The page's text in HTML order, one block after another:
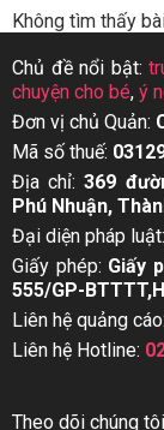
Không tìm thấy
Chủ đề nổi bật:
chuyện cho bé, ý
Đơn vị chủ Quản:
Mã số thuế:
Địa chỉ:369
Phú Nhuận,
Đại diện pháp luật:
Giấy phép: Giấy
555/GP-
Liên hệ quảng cáo:
Liên hệ Hotline:
Theo dõi chúng